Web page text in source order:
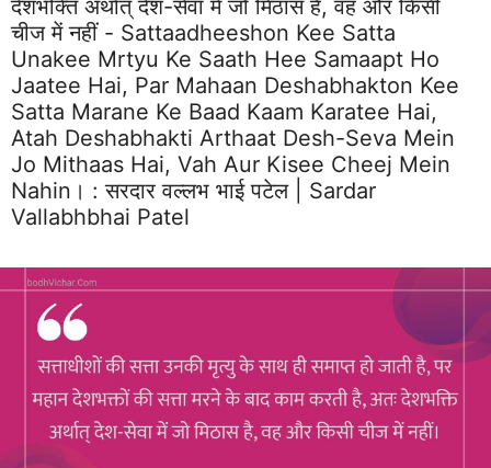
देशभक्ति अर्थात् देश-सेवा में जो मिठास है, वह और किसी
चीज में नहीं - Sattaadheeshon Kee Satta
Unakee Mrtyu Ke Saath Hee Samaapt Ho
Jaatee Hai, Par Mahaan Deshabhakton Kee
Satta Marane Ke Baad Kaam Karatee Hai,
Atah Deshabhakti Arthaat Desh-Seva Mein
Jo Mithaas Hai, Vah Aur Kisee Cheej Mein
Nahin। :सरदार वल्लभ भाई पटेल | Sardar
Vallabhbhai Patel